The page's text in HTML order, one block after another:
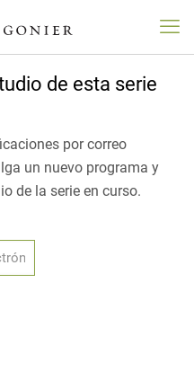
de esta serie
por correo
un nuevo programa y
de la serie en curso.